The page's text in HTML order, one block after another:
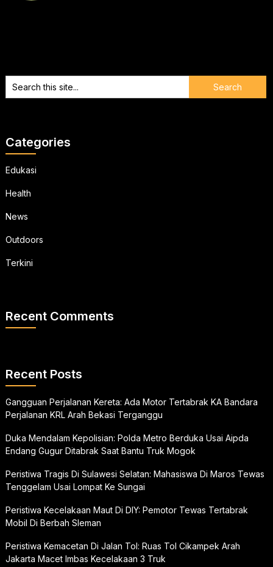
Categories
Edukasi
Health
News
Outdoors
Terkini
Recent Comments
Recent Posts
Gangguan Perjalanan Kereta: Ada Motor Tertabrak KA Bandara
Perjalanan KRL Arah Bekasi Terganggu
Duka Mendalam Kepolisian: Polda Metro Berduka Usai Aipda
Endang Gugur Ditabrak Saat Bantu Truk Mogok
Peristiwa Tragis Di Sulawesi Selatan: Mahasiswa Di Maros Tewas
Tenggelam Usai Lompat Ke Sungai
Peristiwa Kecelakaan Maut Di DIY: Pemotor Tewas Tertabrak
Mobil Di Berbah Sleman
Peristiwa Kemacetan Di Jalan Tol: Ruas Tol Cikampek Arah
Jakarta Macet Imbas Kecelakaan 3 Truk